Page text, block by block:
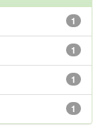
1
1
1
1